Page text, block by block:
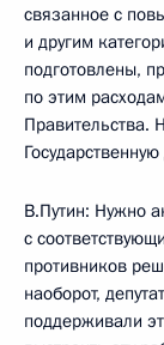
связанное с
и другим
подготовлены,
по этим
Правительства.
В.Путин: Нужно
с
противников
наоборот,
поддерживали